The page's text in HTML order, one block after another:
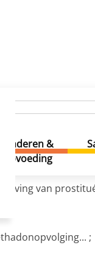
Kinderen &
Opvoeding
van
;